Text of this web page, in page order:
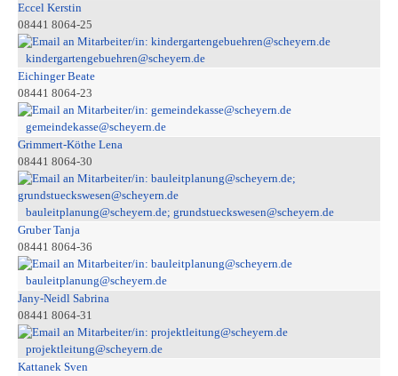
Eccel Kerstin
08441 8064-25
kindergartengebuehren@scheyern.de
Eichinger Beate
08441 8064-23
gemeindekasse@scheyern.de
Grimmert-Köthe Lena
08441 8064-30
bauleitplanung@scheyern.de; grundstueckswesen@scheyern.de
Gruber Tanja
08441 8064-36
bauleitplanung@scheyern.de
Jany-Neidl Sabrina
08441 8064-31
projektleitung@scheyern.de
Kattanek Sven